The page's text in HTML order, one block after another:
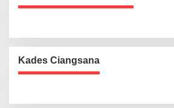
Kades Ciangsana